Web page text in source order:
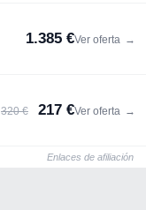
1.385 €Ver oferta →
320 € 217 €Ver oferta →
Enlaces de afiliación